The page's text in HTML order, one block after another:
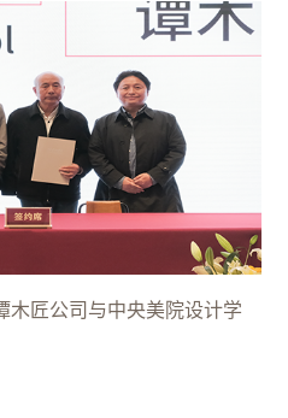
木匠公司与中央美院设计学